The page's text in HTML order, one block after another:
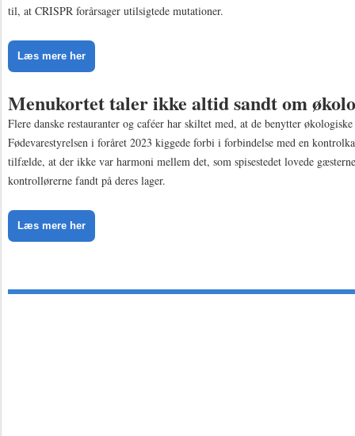
til, at CRISPR forårsager utilsigtede mutationer.
Læs mere her
Menukortet taler ikke altid sandt om
Flere danske restauranter og caféer har skiltet med, at de benytter
Fødevarestyrelsen i foråret 2023 kiggede forbi i forbindelse med en
tilfælde, at der ikke var harmoni mellem det, som spisestedet lovede
kontrollørerne fandt på deres lager.
Læs mere her